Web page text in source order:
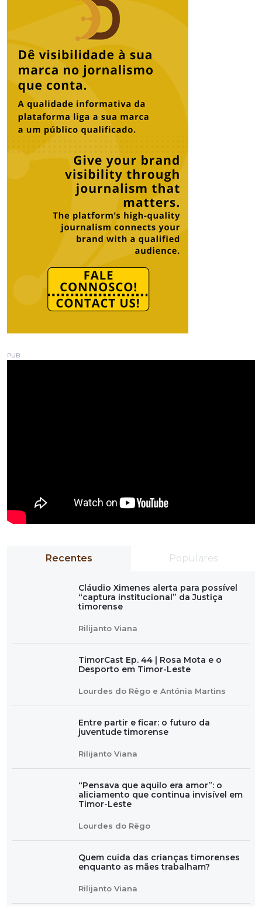
PUB
Recentes Populares
Cláudio Ximenes alerta para possível
“captura institucional” da Justiça
timorense
Rilijanto Viana
TimorCast Ep. 44 | Rosa Mota e o
Desporto em Timor-Leste
Lourdes do Rêgo e Antónia Martins
Entre partir e ficar: o futuro da
juventude timorense
Rilijanto Viana
“Pensava que aquilo era amor”: o
aliciamento que continua invisível em
Timor-Leste
Lourdes do Rêgo
Quem cuida das crianças timorenses
enquanto as mães trabalham?
Rilijanto Viana